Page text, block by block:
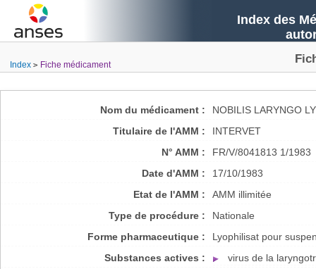
Index des
Index Fiche médicament
Nom du médicament :
NOBILIS LARYNGO
Titulaire de l'AMM :
INTERVET
N° AMM :
FR/V/8041813 1/1983
Date d'AMM :
17/10/1983
Etat de l'AMM :
AMM illimitée
Type de procédure :
Nationale
Forme pharmaceutique :
Lyophilisat pour
Substances actives :
virus de la